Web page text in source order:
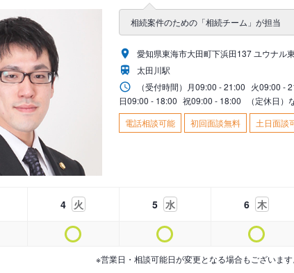
相続案件のための「相続チーム」が担当
愛知県東海市大田町下浜田137 ユウナル
太田川駅
（受付時間） 月09:00 - 21:00 火09:00 -
日09:00 - 18:00 祝09:00 - 18:00
（定休日）
電話相談可能
初回面談無料 土日面談
4 火 5 水 6 木
※営業日・相談可能日が変更となる場合もございます